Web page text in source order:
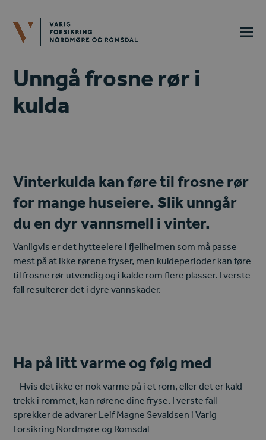
Unngå frosne rør i
kulda
Vinterkulda kan føre til frosne rør
for mange huseiere. Slik unngår
du en dyr vannsmell i vinter.
Vanligvis er det hytteeiere i fjellheimen som må passe
mest på at ikke rørene fryser, men kuldeperioder kan føre
til frosne rør utvendig og i kalde rom flere plasser. I verste
fall resulterer det i dyre vannskader.
Ha på litt varme og følg med
– Hvis det ikke er nok varme på i et rom, eller det er kald
trekk i rommet, kan rørene dine fryse. I verste fall
sprekker de advarer Leif Magne Sevaldsen i Varig
Forsikring Nordmøre og Romsdal